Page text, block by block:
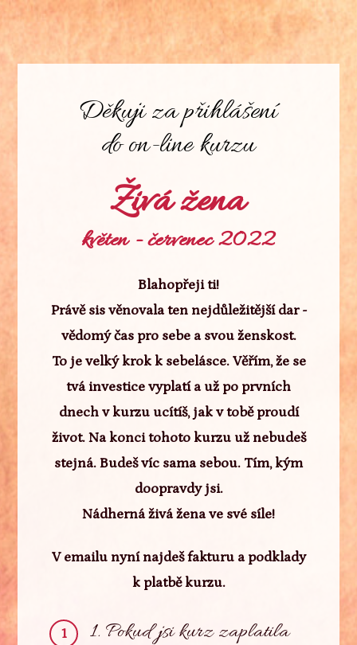
Děkuji za přihlášení
do on-line kurzu
Živá žena
květen - červenec 2022
Blahopřeji ti!
Právě sis věnovala ten nejdůležitější dar -
vědomý čas pro sebe a svou ženskost.
To je velký krok k sebelásce. Věřím, že se
tvá investice vyplatí a už po prvních
dnech v kurzu ucítíš, jak v tobě proudí
život. Na konci tohoto kurzu už nebudeš
stejná. Budeš víc sama sebou. Tím, kým
doopravdy jsi.
Nádherná živá žena ve své síle!
V emailu nyní najdeš fakturu a podklady
k platbě kurzu.
1
1. Pokud jsi kurz zaplatila